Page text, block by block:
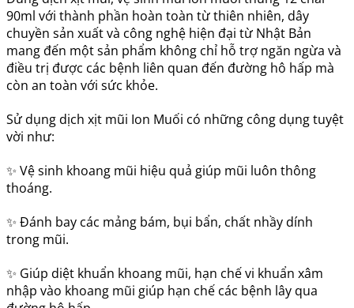
90ml với thành phần hoàn toàn từ thiên nhiên, dây
chuyền sản xuất và công nghệ hiện đại từ Nhật Bản
mang đến một sản phẩm không chỉ hỗ trợ ngăn ngừa và
điều trị được các bệnh liên quan đến đường hô hấp mà
còn an toàn với sức khỏe.
Sử dụng dịch xịt mũi Ion Muối có những công dụng tuyệt
vời như:
✨ Vệ sinh khoang mũi hiệu quả giúp mũi luôn thông
thoáng.
✨ Đánh bay các mảng bám, bụi bẩn, chất nhầy dính
trong mũi.
✨ Giúp diệt khuẩn khoang mũi, hạn chế vi khuẩn xâm
nhập vào khoang mũi giúp hạn chế các bệnh lây qua